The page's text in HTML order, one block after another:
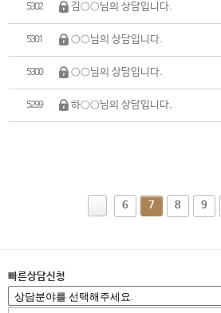
5302 김○○님의 상담입니다.
5301 ○○님의 상담입니다.
5300 ○○님의 상담입니다.
5299 하○○님의 상담입니다.
6 7 8 9
빠른상담신청